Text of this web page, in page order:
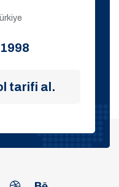
tarifi al.